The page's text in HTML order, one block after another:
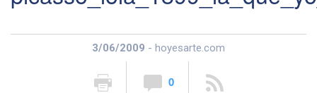
3/06/2009 - hoyesarte.com
0